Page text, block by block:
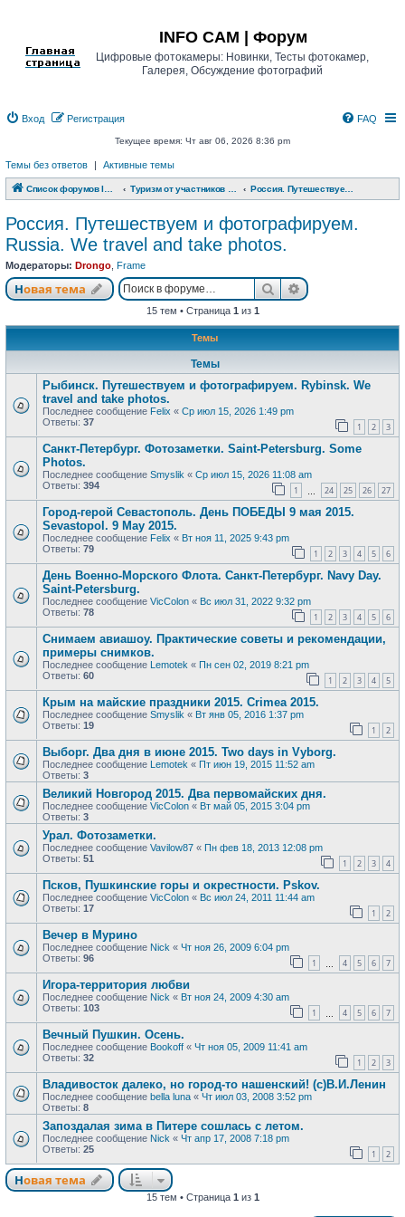
INFO CAM | Форум
Цифровые фотокамеры: Новинки, Тесты фотокамер,
Галерея, Обсуждение фотографий
Вход Регистрация FAQ
Текущее время: Чт авг 06, 2026 8:36 pm
Темы без ответов | Активные темы
Список форумов INFO CAM | Форум Россия. Путешествуем и фотографируем. Russia. We travel and take photos.
Россия. Путешествуем и фотографируем.
Russia. We travel and take photos.
Модераторы: Drongo Frame
Новая тема
Новая тема ПоискРасширенный
15 тем • Страница 1 из 1
Темы
Темы
Рыбинск. Путешествуем и фотографируем. Rybinsk. We
travel and take photos.
Последнее сообщение Felix « Ср июл 15, 2026 1:49 pm
Ответы: 37 1 2 3
Санкт-Петербург. Фотозаметки. Saint-Petersburg. Some
Photos.
Последнее сообщение Smyslik « Ср июл 15, 2026 11:08 am
Ответы: 394 1 24 25 26 27
Город-герой Севастополь. День ПОБЕДЫ 9 мая 2015.
Sevastopol. 9 May 2015.
Последнее сообщение Felix « Вт ноя 11, 2025 9:43 pm
Ответы: 79 1 2 3 4 5 6
День Военно-Морского Флота. Санкт-Петербург. Navy Day.
Saint-Petersburg.
Последнее сообщение VicColon « Вс июл 31, 2022 9:32 pm
Ответы: 78 1 2 3 4 5 6
Снимаем авиашоу. Практические советы и рекомендации,
примеры снимков.
Последнее сообщение Lemotek « Пн сен 02, 2019 8:21 pm
Ответы: 60 1 2 3 4 5
Крым на майские праздники 2015. Crimea 2015.
Последнее сообщение Smyslik « Вт янв 05, 2016 1:37 pm
Ответы: 19 1 2
Выборг. Два дня в июне 2015. Two days in Vyborg.
Последнее сообщение Lemotek « Пт июн 19, 2015 11:52 am
Ответы: 3
Великий Новгород 2015. Два первомайских дня.
Последнее сообщение VicColon « Вт май 05, 2015 3:04 pm
Ответы: 3
Урал. Фотозаметки.
Последнее сообщение Vavilow87 « Пн фев 18, 2013 12:08 pm
Ответы: 51 1 2 3 4
Псков, Пушкинские горы и окрестности. Pskov.
Последнее сообщение VicColon « Вс июл 24, 2011 11:44 am
Ответы: 17 1 2
Вечер в Мурино
Последнее сообщение Nick « Чт ноя 26, 2009 6:04 pm
Ответы: 96 1 4 5 6 7
Игора-территория любви
Последнее сообщение Nick « Вт ноя 24, 2009 4:30 am
Ответы: 103 1 4 5 6 7
Вечный Пушкин. Осень.
Последнее сообщение Bookoff « Чт ноя 05, 2009 11:41 am
Ответы: 32 1 2 3
Владивосток далеко, но город-то нашенский! (с)В.И.Ленин
Последнее сообщение bella luna « Чт июл 03, 2008 3:52 pm
Ответы: 8
Запоздалая зима в Питере сошлась с летом.
Последнее сообщение Nick « Чт апр 17, 2008 7:18 pm
Ответы: 25 1 2
Новая тема
Новая тема
15 тем • Страница 1 из 1